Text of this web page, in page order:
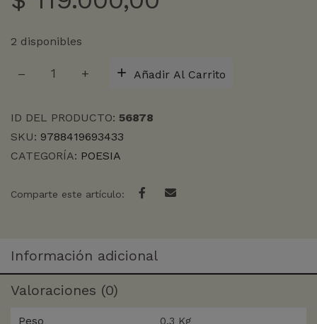
2 disponibles
cantidad
Añadir Al Carrito
ID DEL PRODUCTO: 56878
SKU: 9788419693433
CATEGORÍA: POESIA
Comparte este artículo:
Información adicional
Valoraciones (0)
Peso 0,3 Kg